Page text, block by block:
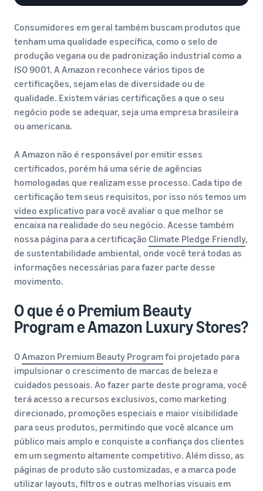
Consumidores em geral também buscam produtos que
tenham uma qualidade específica, como o selo de
produção vegana ou de padronização industrial como a
ISO 9001. A Amazon reconhece vários tipos de
certificações, sejam elas de diversidade ou de
qualidade. Existem várias certificações a que o seu
negócio pode se adequar, seja uma empresa brasileira
ou americana.
A Amazon não é responsável por emitir esses
certificados, porém há uma série de agências
homologadas que realizam esse processo. Cada tipo de
certificação tem seus requisitos, por isso nós temos um
vídeo explicativo para você avaliar o que melhor se
encaixa na realidade do seu negócio. Acesse também
nossa página para a certificação Climate Pledge Friendly,
de sustentabilidade ambiental, onde você terá todas as
informações necessárias para fazer parte desse
movimento.
O que é o Premium Beauty
Program e Amazon Luxury Stores?
OAmazon Premium Beauty Programfoi projetado para
impulsionar o crescimento de marcas de beleza e
cuidados pessoais. Ao fazer parte deste programa, você
terá acesso a recursos exclusivos, como marketing
direcionado, promoções especiais e maior visibilidade
para seus produtos, permitindo que você alcance um
público mais amplo e conquiste a confiança dos clientes
em um segmento altamente competitivo. Além disso, as
páginas de produto são customizadas, e a marca pode
utilizar layouts, filtros e outras melhorias visuais em